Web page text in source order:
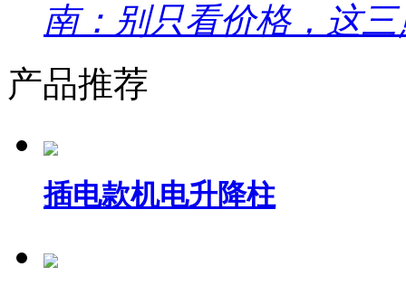
南：别只看价格，这
产品推荐
插电款机电升降柱